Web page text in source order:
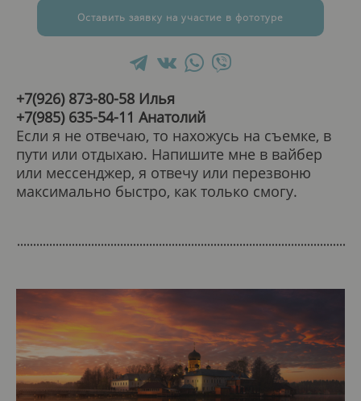
Оставить заявку на участие в фототуре
+7(926) 873-80-58 Илья
+7(985) 635-54-11 Анатолий
Если я не отвечаю, то нахожусь на съемке, в
пути или отдыхаю. Напишите мне в вайбер
или мессенджер, я отвечу или перезвоню
максимально быстро, как только смогу.